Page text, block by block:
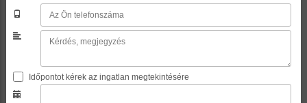
Időpontot kérek az ingatlan megtekintésére